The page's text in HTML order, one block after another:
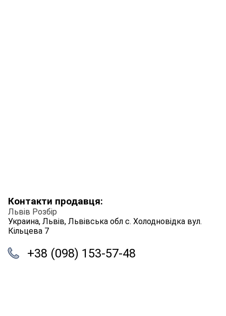
Контакти продавця:
Львів Розбір
Украина, Львів, Львівська обл с. Холодновідка вул.
Кільцева 7
+38 (098) 153-57-48